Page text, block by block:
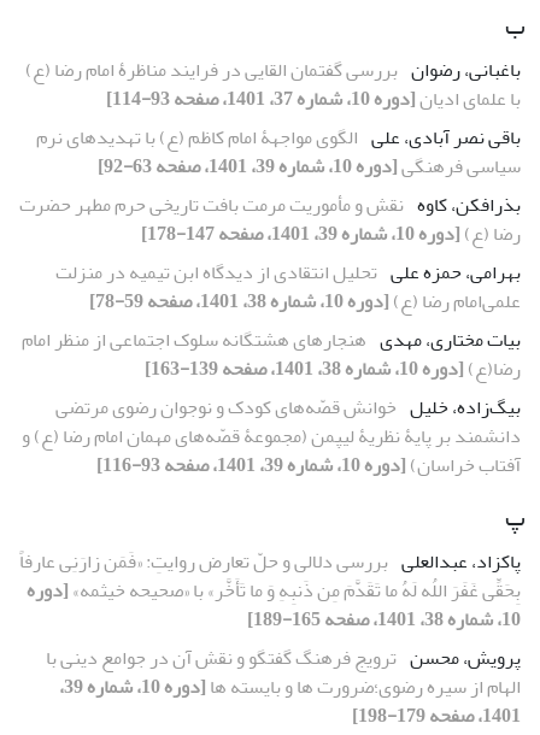
ب
باغبانی، رضوان بررسی گفتمان القایی در فرایند مناظرۀ امام رضا (ع)
با علمای ادیان[دوره 10، شماره 37، 1401، صفحه 93-114]
باقی نصر آبادی، علی الگوی مواجهۀ امام کاظم (ع) با تهدیدهای نرم
سیاسی فرهنگی[دوره 10، شماره 39، 1401، صفحه 63-92]
بذرافکن، کاوه نقش و مأموریت مرمت بافت تاریخی حرم مطهر حضرت
رضا (ع)[دوره 10، شماره 39، 1401، صفحه 147-178]
بهرامی، حمزه علی تحلیل انتقادی از دیدگاه ابن تیمیه در منزلت
علمی‌‌امام رضا (ع)[دوره 10، شماره 38، 1401، صفحه 59-78]
بیات مختاری، مهدی هنجارهای هشتگانه سلوک اجتماعی از منظر امام
رضا(ع)[دوره 10، شماره 38، 1401، صفحه 139-163]
بیگ‌زاده، خلیل خوانش قصّه‌های کودک و نوجوان رضوی مرتضی
دانشمند بر پایۀ نظریۀ لیپمن (مجموعۀ ‌قصّه‌های مهمان امام رضا (ع) و
آفتاب خراسان)[دوره 10، شماره 39، 1401، صفحه 93-116]
پ
پاکزاد، عبدالعلی بررسی دلالی و حلّ تعارض روایتِ: «فَمَن زارَنِی عارفاً
بِحَقِّی غَفَرَ اللُه لَهُ ما تَقَدَّمَ مِن ذَنبِهِ وَ ما تَأَخَّر» با «صحیحه خیثمه»[دوره
10، شماره 38، 1401، صفحه 165-189]
پرویش، محسن ترویج فرهنگ گفتگو و نقش آن در جوامع دینی با
الهام از سیره رضوی؛ضرورت ها و بایسته ها
[دوره 10، شماره 39،
1401، صفحه 179-198]